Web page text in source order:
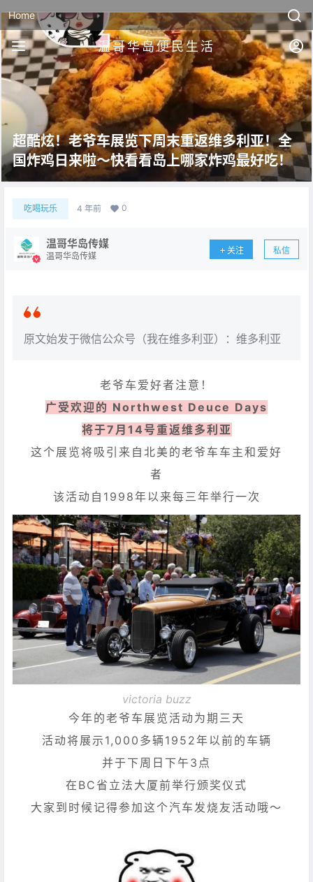
Home
温哥华岛便民生活
超酷炫！老爷车展览下周末重返维多利亚！全
国炸鸡日来啦～快看看岛上哪家炸鸡最好吃！
吃喝玩乐 4 年前 0
温哥华岛传媒
温哥华岛传媒
关注 私信
原文始发于微信公众号（我在维多利亚）：维多利亚
老爷车爱好者注意！
广受欢迎的 Northwest Deuce Days
将于7月14号重返维多利亚
这个展览将吸引来自北美的老爷车车主和爱好
者
该活动自1998年以来每三年举行一次
victoria buzz
今年的老爷车展览活动为期三天
活动将展示1,000多辆1952年以前的车辆
并于下周日下午3点
在BC省立法大厦前举行颁奖仪式
大家到时候记得参加这个汽车发烧友活动哦～